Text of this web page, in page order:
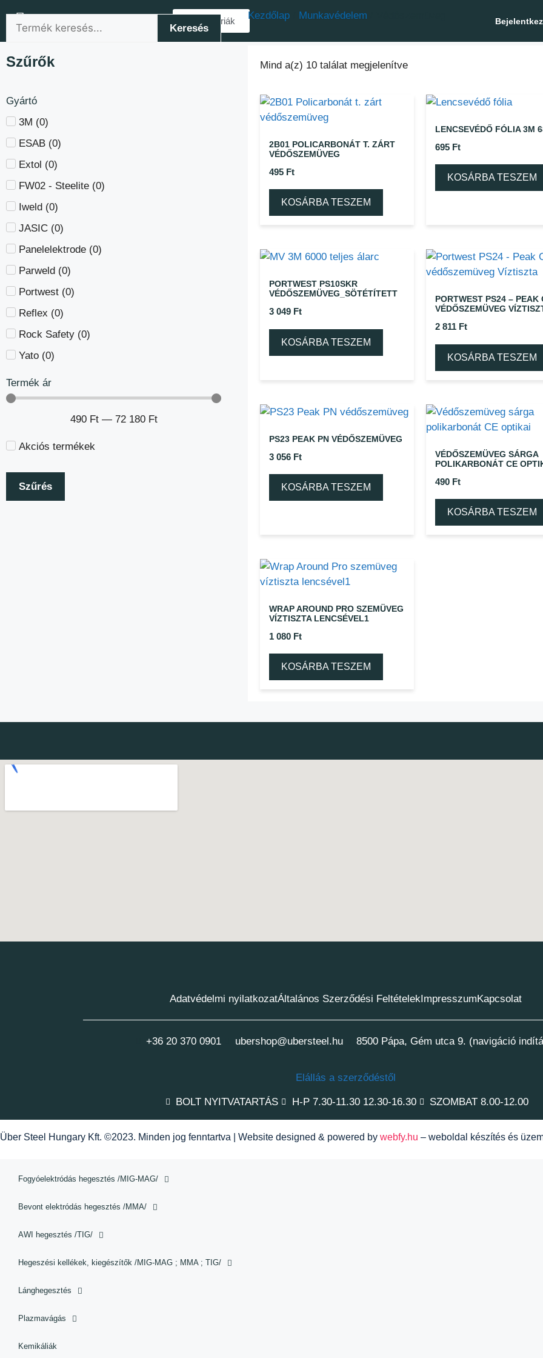
Kategóriák
Keresés
Szűrők
Gyártó
3M (0)
ESAB (0)
Extol (0)
FW02 - Steelite (0)
Iweld (0)
JASIC (0)
Panelelektrode (0)
Parweld (0)
Portwest (0)
Reflex (0)
Rock Safety (0)
Yato (0)
Termék ár
490Ft— 72 180Ft
Akciós termékek
Szűrés
Kezdőlap Munkavédelem
Mind a(z) 10 találat megjelenítve
2B01 POLICARBONÁT T. ZÁRT
VÉDŐSZEMÜVEG
495 Ft
KOSÁRBA TESZEM
LENCSEVÉDŐ FÓLIA 3M
695 Ft
KOSÁRBA TESZEM
PORTWEST PS10SKR
VÉDŐSZEMÜVEG_SÖTÉTÍTETT
3 049 Ft
KOSÁRBA TESZEM
PORTWEST PS24 – PEAK
VÉDŐSZEMÜVEG
2 811 Ft
KOSÁRBA TESZEM
PS23 PEAK PN VÉDŐSZEMÜVEG
3 056 Ft
KOSÁRBA TESZEM
VÉDŐSZEMÜVEG SÁRGA
POLIKARBONÁT CE
490 Ft
KOSÁRBA TESZEM
WRAP AROUND PRO SZEMÜVEG
VÍZTISZTA LENCSÉVEL1
1 080 Ft
KOSÁRBA TESZEM
Adatvédelmi nyilatkozatÁltalános Szerződési FeltételekImpresszumKapcsolat
+36 20 370 0901 ubershop@ubersteel.hu 8500 Pápa, Gém utca 9. (navigáció
Elállás a szerződéstől
BOLT NYITVATARTÁS H-P 7.30-11.30 12.30-16.30 SZOMBAT 8.00-12.00
Über Steel Hungary Kft. ©2023. Minden jog fenntartva | Website designed & powered by webfy.hu – weboldal készítés és
Fogyóelektródás hegesztés /MIG-MAG/
Bevont elektródás hegesztés /MMA/
AWI hegesztés /TIG/
Hegeszési kellékek, kiegészítők /MIG-MAG ; MMA ; TIG/
Lánghegesztés
Plazmavágás
Kemikáliák